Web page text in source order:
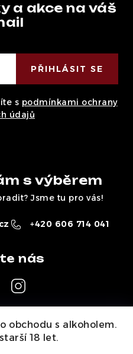
obchodu s alkoholem.
18 let.
s výběrem
Jsme tu pro vás!
+420 606 714 041
a akce na váš
s podmínkami ochrany
údajů
PŘIHLÁSIT SE